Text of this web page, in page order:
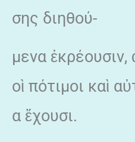
σης διηθού-
μενα ἐκρέουσιν,
οὶ πότιμοι καὶ
α ἔχουσι.